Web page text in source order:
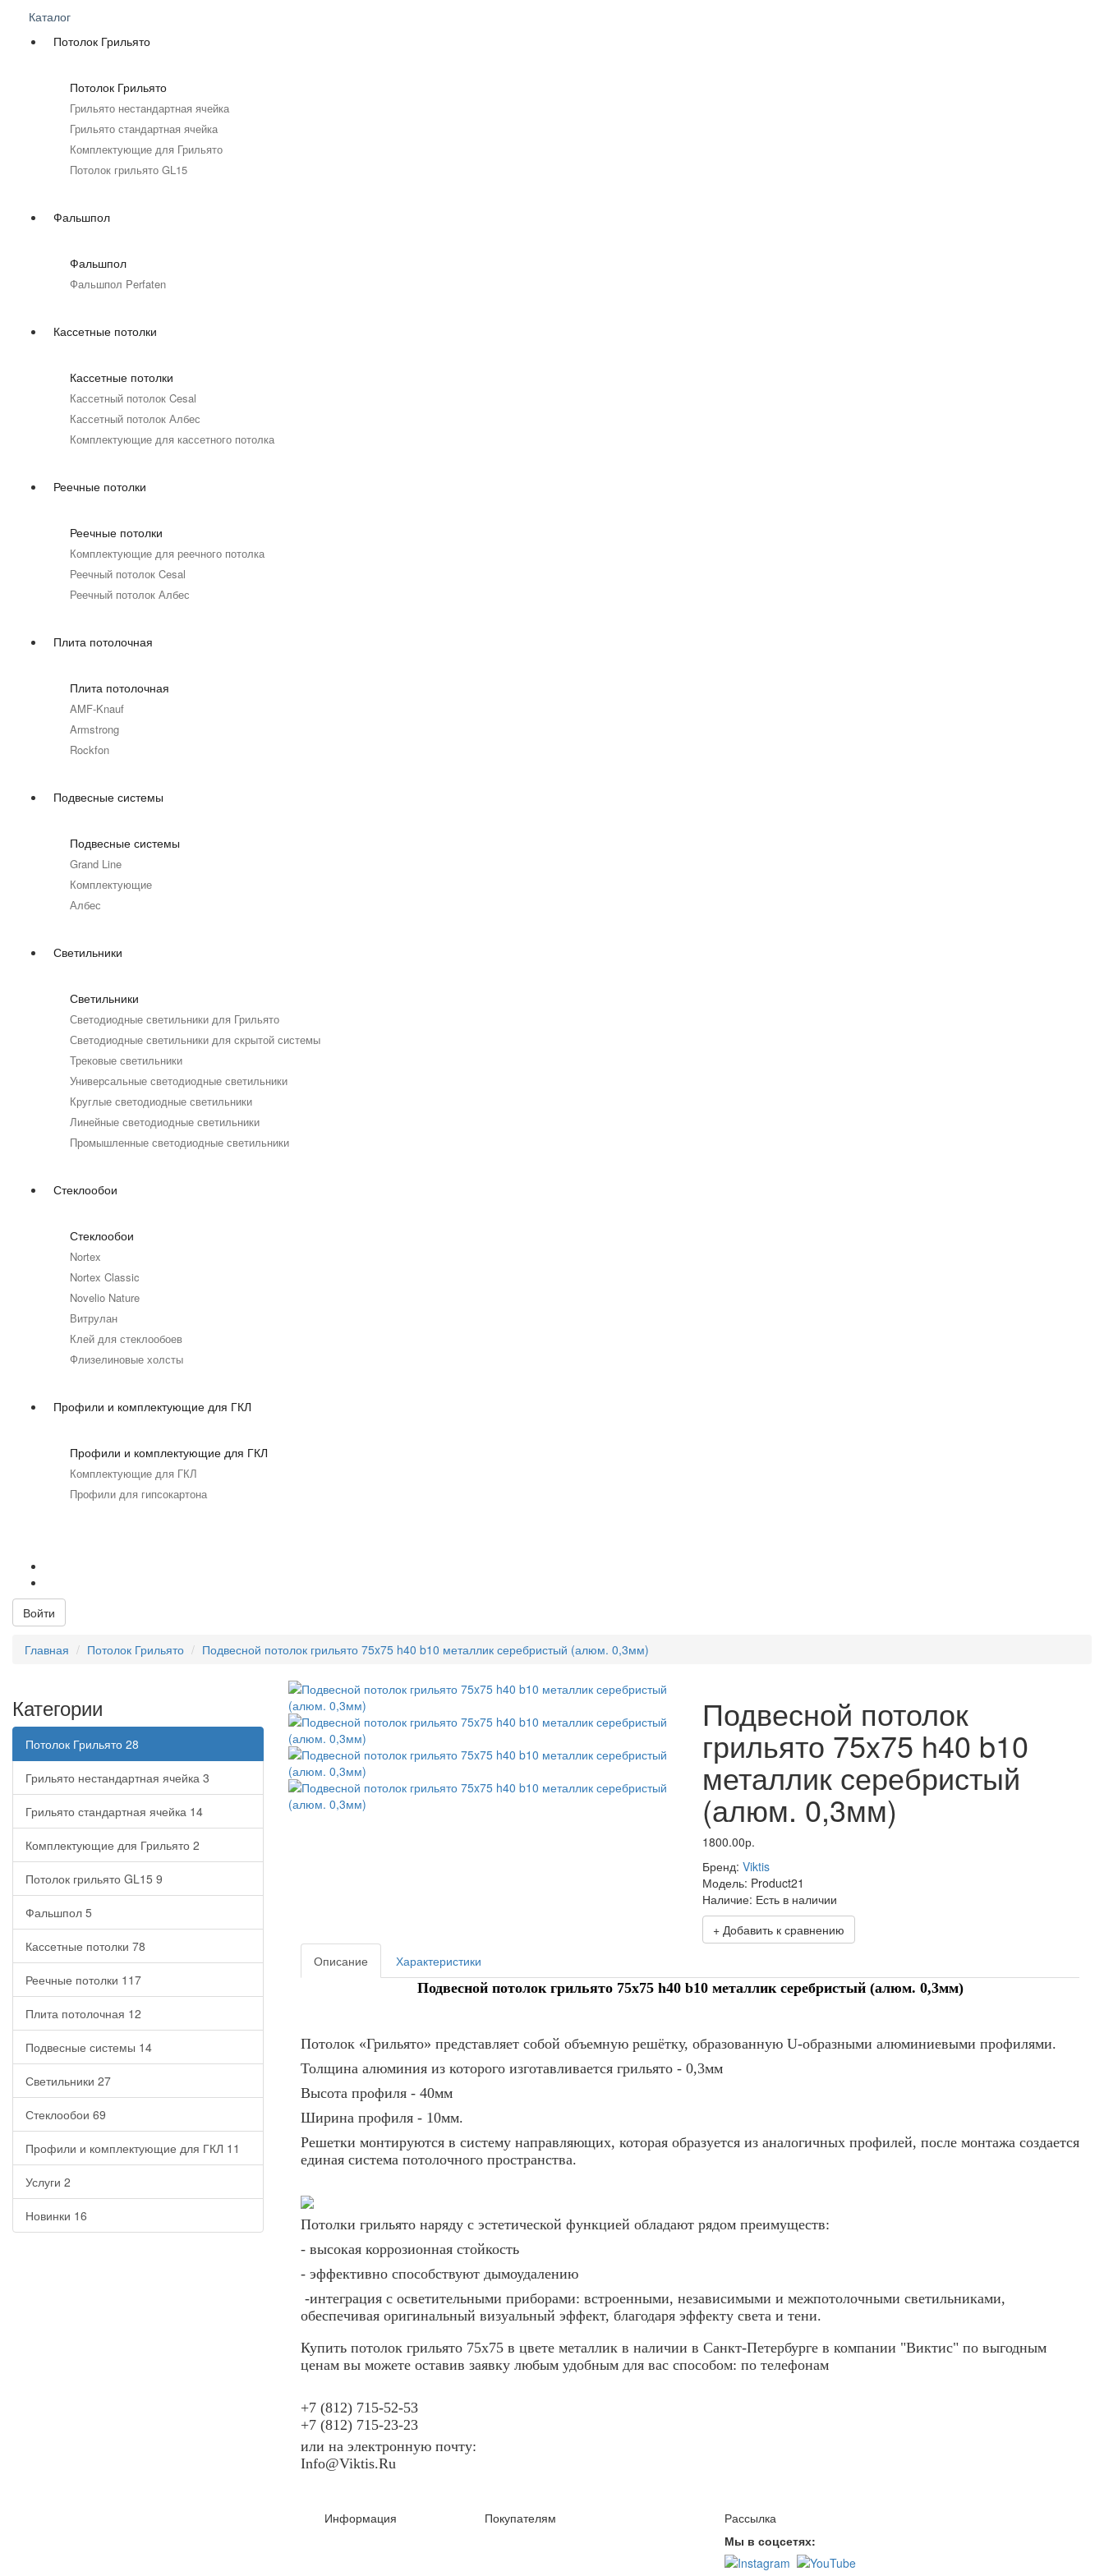
Каталог
Потолок Грильято
Потолок Грильято
Грильято нестандартная ячейка
Грильято стандартная ячейка
Комплектующие для Грильято
Потолок грильято GL15
Фальшпол
Фальшпол
Фальшпол Perfaten
Кассетные потолки
Кассетные потолки
Кассетный потолок Cesal
Кассетный потолок Албес
Комплектующие для кассетного потолка
Реечные потолки
Реечные потолки
Комплектующие для реечного потолка
Реечный потолок Cesal
Реечный потолок Албес
Плита потолочная
Плита потолочная
AMF-Knauf
Armstrong
Rockfon
Подвесные системы
Подвесные системы
Grand Line
Комплектующие
Албес
Светильники
Светильники
Светодиодные светильники для Грильято
Светодиодные светильники для скрытой системы
Трековые светильники
Универсальные светодиодные светильники
Круглые светодиодные светильники
Линейные светодиодные светильники
Промышленные светодиодные светильники
Стеклообои
Стеклообои
Nortex
Nortex Classic
Novelio Nature
Витрулан
Клей для стеклообоев
Флизелиновые холсты
Профили и комплектующие для ГКЛ
Профили и комплектующие для ГКЛ
Комплектующие для ГКЛ
Профили для гипсокартона
Войти
Главная Потолок Грильято Подвесной потолок грильято 75x75 h40 b10 металлик серебристый (алюм. 0,3мм)
Категории
Потолок Грильято 28
Грильято нестандартная ячейка 3
Грильято стандартная ячейка 14
Комплектующие для Грильято 2
Потолок грильято GL15 9
Фальшпол 5
Кассетные потолки 78
Реечные потолки 117
Плита потолочная 12
Подвесные системы 14
Светильники 27
Стеклообои 69
Профили и комплектующие для ГКЛ 11
Услуги 2
Новинки 16
Подвесной потолок
грильято 75x75 h40 b10
металлик серебристый
(алюм. 0,3мм)
1800.00р.
Бренд: Viktis
Модель: Product21
Наличие: Есть в наличии
+ Добавить к сравнению
Описание
Характеристики
Подвесной потолок грильято 75x75 h40 b10 металлик серебристый (алюм. 0,3мм)
Потолок «Грильято» представляет собой объемную решётку, образованную U-образными алюминиевыми профилями.
Толщина алюминия из которого изготавливается грильято - 0,3мм
Высота профиля - 40мм
Ширина профиля - 10мм.
Решетки монтируются в систему направляющих, которая образуется из аналогичных профилей, после монтажа создается
единая система потолочного пространства.
Потолки грильято наряду с эстетической функцией обладают рядом преимуществ:
- высокая коррозионная стойкость
- эффективно способствуют дымоудалению
-интеграция с осветительными приборами: встроенными, независимыми и межпотолочными светильниками,
обеспечивая оригинальный визуальный эффект, благодаря эффекту света и тени.
Купить потолок грильято 75х75 в цвете металлик в наличии в Санкт-Петербурге в компании "Виктис" по выгодным
ценам вы можете оставив заявку любым удобным для вас способом: по телефонам
+7 (812) 715-52-53
+7 (812) 715-23-23
или на электронную почту:
Info@Viktis.Ru
Информация Покупателям
Рассылка
Мы в соцсетях: